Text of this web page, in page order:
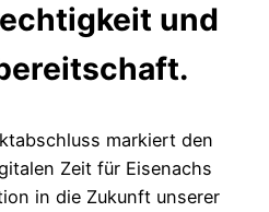
und
markiert den
Zeit für Eisenachs
in die Zukunft unserer